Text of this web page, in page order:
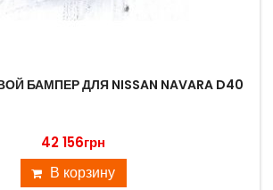
БАМПЕР ДЛЯ NISSAN NAVARA D40
42 156грн
В корзину